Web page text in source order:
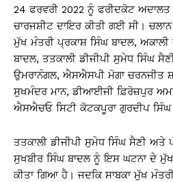
24 ਫਰਵਰੀ 2022 ਨੂੰ ਫਰੀਦਕੋਟ ਅਦਾਲਤ
ਚਾਰਜਸ਼ੀਟ ਦਾਇਰ ਕੀਤੀ ਗਈ ਸੀ।
ਮੁੱਖ ਮੰਤਰੀ ਪ੍ਰਕਾਸ਼ ਸਿੰਘ ਬਾਦਲ,
ਬਾਦਲ, ਤਤਕਾਲੀ ਡੀਜੀਪੀ ਸੁਮੇਧ ਸਿੰਘ
ਉਮਰਾਨੰਗਲ, ਐਸਐਸਪੀ ਮੋਗਾ ਚਰਨਜੀਤ
ਸੁਖਮੰਦਰ ਮਾਨ, ਡੀਆਈਜੀ ਫ਼ਿਰੋਜ਼ਪੁਰ
ਐਸਐਚਓ ਸਿਟੀ ਕੋਟਕਪੂਰਾ ਗੁਰਦੀਪ
ਤਤਕਾਲੀ ਡੀਜੀਪੀ ਸੁਮੇਧ ਸਿੰਘ ਸੈਣੀ ਅਤੇ
ਸੁਖਬੀਰ ਸਿੰਘ ਬਾਦਲ ਨੂੰ ਇਸ ਘਟਨਾ ਦੇ
ਕੀਤਾ ਗਿਆ ਹੈ। ਜਦਕਿ ਸਾਬਕਾ ਮੁੱਖ